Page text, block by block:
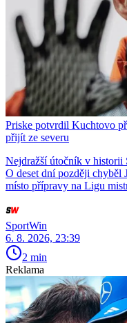
Priske potvrdil Kuchtovo
přijít ze severu
Nejdražší útočník v historii
O deset dní později chyběl
místo přípravy na Ligu
SportWin
6. 8. 2026, 23:39
2 min
Reklama